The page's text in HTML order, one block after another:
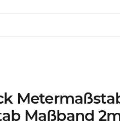
Maßband